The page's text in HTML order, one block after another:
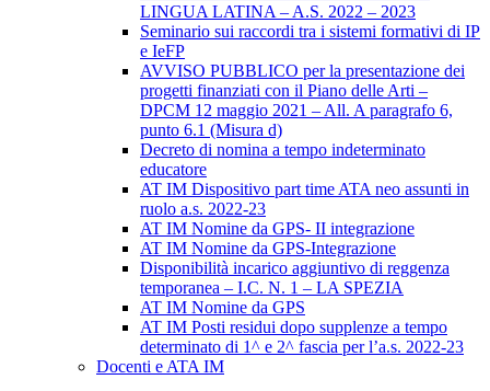
LINGUA LATINA – A.S. 2022 – 2023
Seminario sui raccordi tra i sistemi formativi di IP
e IeFP
AVVISO PUBBLICO per la presentazione dei
progetti finanziati con il Piano delle Arti –
DPCM 12 maggio 2021 – All. A paragrafo 6,
punto 6.1 (Misura d)
Decreto di nomina a tempo indeterminato
educatore
AT IM Dispositivo part time ATA neo assunti in
ruolo a.s. 2022-23
AT IM Nomine da GPS- II integrazione
AT IM Nomine da GPS-Integrazione
Disponibilità incarico aggiuntivo di reggenza
temporanea – I.C. N. 1 – LA SPEZIA
AT IM Nomine da GPS
AT IM Posti residui dopo supplenze a tempo
determinato di 1^ e 2^ fascia per l’a.s. 2022-23
Docenti e ATA IM